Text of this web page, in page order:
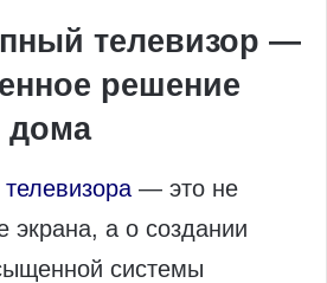
телевизор —
решение
дома
— это не
экрана, а о создании
системы